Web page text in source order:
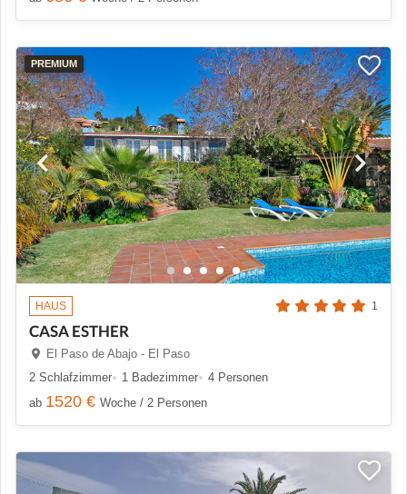
PREMIUM
HAUS 1
CASA ESTHER
El Paso de Abajo - El Paso
2 Schlafzimmer
1 Badezimmer
4 Personen
ab 1520 € Woche / 2 Personen